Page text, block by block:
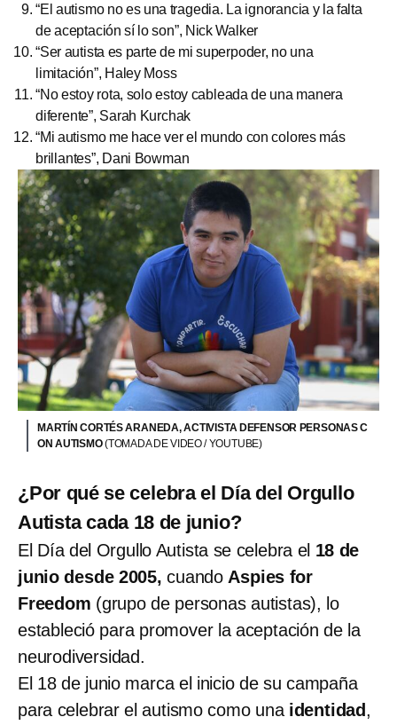
“El autismo no es una tragedia. La ignorancia y la falta
de aceptación sí lo son”, Nick Walker
“Ser autista es parte de mi superpoder, no una
limitación”, Haley Moss
“No estoy rota, solo estoy cableada de una manera
diferente”, Sarah Kurchak
“Mi autismo me hace ver el mundo con colores más
brillantes”, Dani Bowman
MARTÍN CORTÉS ARANEDA, ACTIVISTA DEFENSOR PERSONAS C
ON AUTISMO(TOMADA DE VIDEO / YOUTUBE)
¿Por qué se celebra el Día del Orgullo
Autista cada 18 de junio?
El Día del Orgullo Autista se celebra el 18 de
junio desde 2005,cuando Aspies for
Freedom (grupo de personas autistas), lo
estableció para promover la aceptación de la
neurodiversidad.
El 18 de junio marca el inicio de su campaña
para celebrar el autismo como unaidentidad,